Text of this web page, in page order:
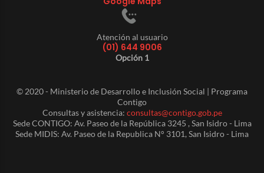
Atención al usuario
(01) 644 9006
Opción 1
© 2020 - Ministerio de Desarrollo e Inclusión Social | Programa
Contigo
Consultas y asistencia: consultas@contigo.gob.pe
Sede CONTIGO: Av. Paseo de la República 3245 , San Isidro - Lima
Sede MIDIS: Av. Paseo de la Republica N° 3101, San Isidro - Lima